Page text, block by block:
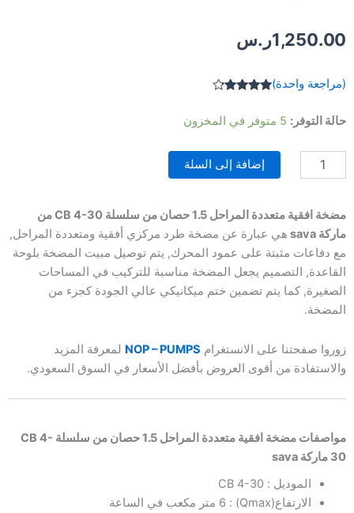
1,250.00ر.س
5 بناءً
واحد
(مراجعة واحدة)
حالة التوفر: 5 متوفر في المخزون
كمية
افقية
متعددة
المراحل
حصان
للمياه
النظيفة
|
SAVA
Horizontal
multistage
4-
30-
إضافة إلى السلة
مضخة افقية متعددة المراحل 1.5 حصان من سلسلة CB 4-30 من
ماركة sava
هي عبارة عن مضخة طرد مركزي أفقية ومتعددة المراحل,
مع دفاعات مثبتة على عمود المحرك, يتم توصيل مبيت المضخة بلوحة
القاعدة, التصميم يجعل المضخة مناسبة للتركيب في المساحات
الصغيرة, كما يتم تضمين ختم ميكانيكي عالي الجودة كجزء من
المضخة.
زوروا صفحتنا على الانستغرام NOP – PUMPS لمعرفة المزيد
والاستفادة من أقوى العروض بأفضل الأسعار في السوق السعودي.
مواصفات مضخة افقية متعددة المراحل 1.5 حصان من سلسلة CB 4-
30 ماركة sava
الموديل : CB 4-30
الارتفاع(Qmax) : 6 متر مكعب في الساعة